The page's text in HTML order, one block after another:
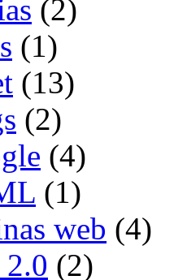
(2)
(1)
(13)
(2)
(4)
(1)
web (4)
(2)